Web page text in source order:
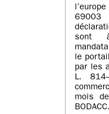
sont
le
par les
L.
mois
BODACC.